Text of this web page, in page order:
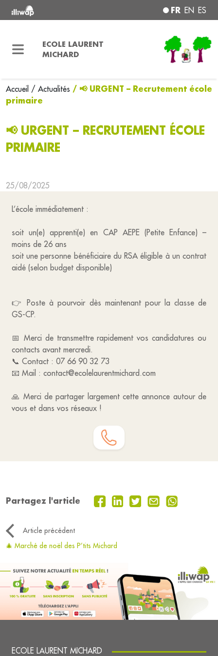
FR EN ES
ECOLE LAURENT
MICHARD
Accueil / Actualités / 📢 URGENT – Recrutement école
primaire
📢 URGENT – RECRUTEMENT ÉCOLE
PRIMAIRE
25/08/2025
L’école immédiatement :
soit un(e) apprenti(e) en CAP AEPE (Petite Enfance) –
moins de 26 ans
soit une personne bénéficiaire du RSA éligible à un contrat
aidé (selon budget disponible)
👉 Poste à pourvoir dès maintenant pour la classe de
GS-CP.
📅 Merci de transmettre rapidement vos candidatures ou
contacts avant mercredi.
📞 Contact : 07 66 90 32 73
📧 Mail : contact@ecolelaurentmichard.com
🙏 Merci de partager largement cette annonce autour de
vous et dans vos réseaux !
Partagez l'article
Article précédent
🎄 Marché de noël des P’tits Michard
ECOLE LAURENT MICHARD